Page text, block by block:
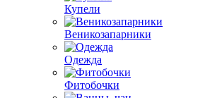
Купели
Веникозапарники
Одежда
Фитобочки